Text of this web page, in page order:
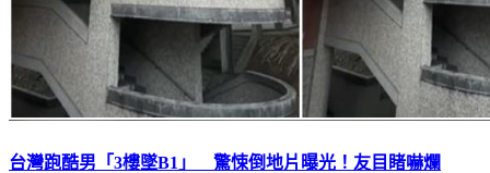
台灣跑酷男「3樓墜B1」 驚悚倒地片曝光！友目睹嚇爛